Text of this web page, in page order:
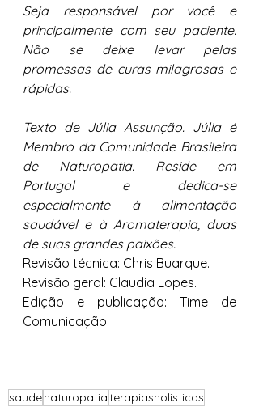
Seja responsável por você e
principalmente com seu paciente.
Não se deixe levar pelas
promessas de curas milagrosas e
rápidas.
Texto de Júlia Assunção. Júlia é
Membro da Comunidade Brasileira
de Naturopatia. Reside em
Portugal e dedica-se
especialmente à alimentação
saudável e à Aromaterapia, duas
de suas grandes paixões.
Revisão técnica: Chris Buarque.
Revisão geral: Claudia Lopes.
Edição e publicação: Time de
Comunicação.
saudenaturopatiaterapiasholisticas